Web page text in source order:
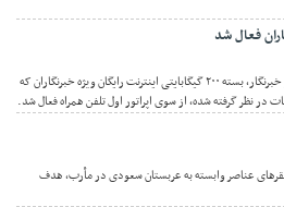
فعال شد
اقتصادنیوز: همزمان با ۱۷ مردادماه، روز خبرنگار، بسته ۲۰۰ گیگابایتی اینترنت رایگان ویژه خبرنگاران که
در نظر گرفته شده، از سوی اپراتور اول تلفن همراه فعال شد.
عناصر وابسته به عربستان سعودی در مأرب، هدف